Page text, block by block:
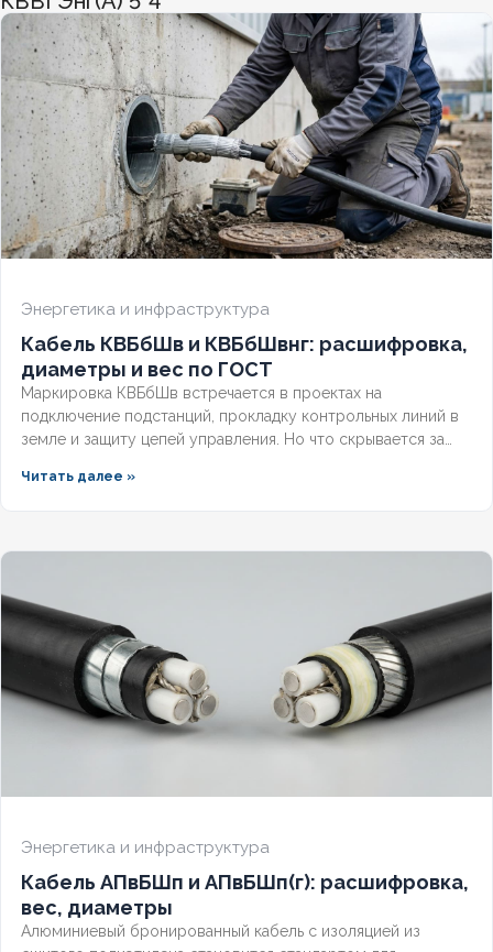
ХЛАДОСТОЙКИЙ Нет
СЕЧЕНИЕ ТПЖ 1,5
ОГНЕСТОЙКИЙ Нет
НАЛИЧИЕ ЭКРАНА Да
КОЛИЧЕСТВО ЖИЛ 4
Энергетика и инфраструктура
Кабель КВБбШв и КВБбШвнг: расшифровка,
диаметры и вес по ГОСТ
Маркировка КВБбШв встречается в проектах на
подключение подстанций, прокладку контрольных линий в
земле и защиту цепей управления. Но что скрывается за
чем версия с индексом нг отличается от базовой?
бронированного контрольного кабеля.
Читать далее »
Энергетика и инфраструктура
Кабель АПвБШп и АПвБШп(г): расшифровка,
вес, диаметры
Алюминиевый бронированный кабель с изоляцией из